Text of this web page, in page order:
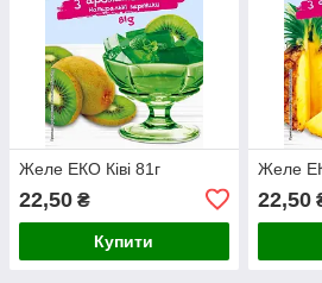
Желе ЕКО Ківі 81г
22,50 ₴
Купити
Желе
22,50